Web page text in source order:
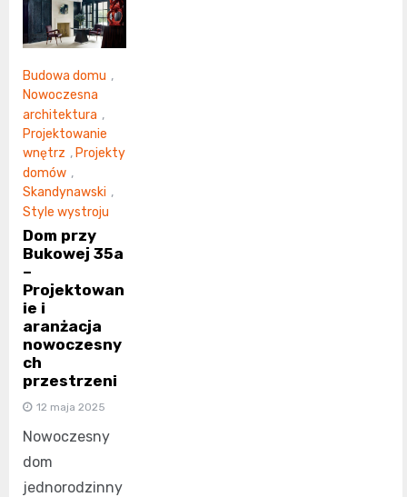
Budowa domu ,
Nowoczesna
architektura ,
Projektowanie
wnętrz ,Projekty
domów ,
Skandynawski ,
Style wystroju
Dom przy
Bukowej 35a
–
Projektowan
ie i
aranżacja
nowoczesny
ch
przestrzeni
12 maja 2025
Nowoczesny
dom
jednorodzinny